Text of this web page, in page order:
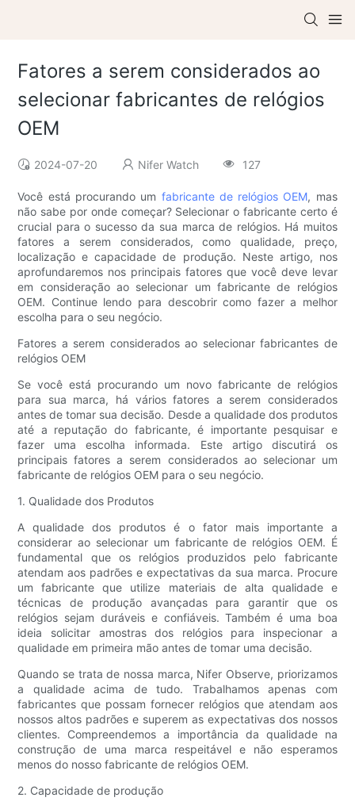
Fatores a serem considerados ao
selecionar fabricantes de relógios
OEM
2024-07-20 Nifer Watch 127
Você está procurando um fabricante de relógios OEM, mas
não sabe por onde começar? Selecionar o fabricante certo é
crucial para o sucesso da sua marca de relógios. Há muitos
fatores a serem considerados, como qualidade, preço,
localização e capacidade de produção. Neste artigo, nos
aprofundaremos nos principais fatores que você deve levar
em consideração ao selecionar um fabricante de relógios
OEM. Continue lendo para descobrir como fazer a melhor
escolha para o seu negócio.
Fatores a serem considerados ao selecionar fabricantes de
relógios OEM
Se você está procurando um novo fabricante de relógios
para sua marca, há vários fatores a serem considerados
antes de tomar sua decisão. Desde a qualidade dos produtos
até a reputação do fabricante, é importante pesquisar e
fazer uma escolha informada. Este artigo discutirá os
principais fatores a serem considerados ao selecionar um
fabricante de relógios OEM para o seu negócio.
1. Qualidade dos Produtos
A qualidade dos produtos é o fator mais importante a
considerar ao selecionar um fabricante de relógios OEM. É
fundamental que os relógios produzidos pelo fabricante
atendam aos padrões e expectativas da sua marca. Procure
um fabricante que utilize materiais de alta qualidade e
técnicas de produção avançadas para garantir que os
relógios sejam duráveis ​​e confiáveis. Também é uma boa
ideia solicitar amostras dos relógios para inspecionar a
qualidade em primeira mão antes de tomar uma decisão.
Quando se trata de nossa marca, Nifer Observe, priorizamos
a qualidade acima de tudo. Trabalhamos apenas com
fabricantes que possam fornecer relógios que atendam aos
nossos altos padrões e superem as expectativas dos nossos
clientes. Compreendemos a importância da qualidade na
construção de uma marca respeitável e não esperamos
menos do nosso fabricante de relógios OEM.
2. Capacidade de produção